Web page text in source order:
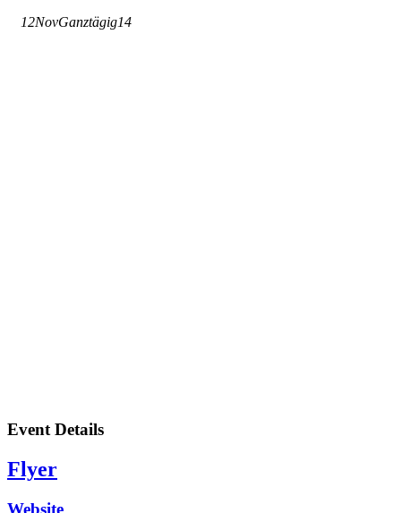
12NovGanztägig14
Event Details
Flyer
Website